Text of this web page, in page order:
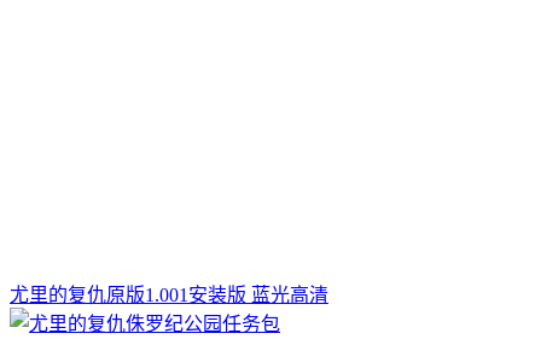
尤里的复仇原版1.001安装版 蓝光高清